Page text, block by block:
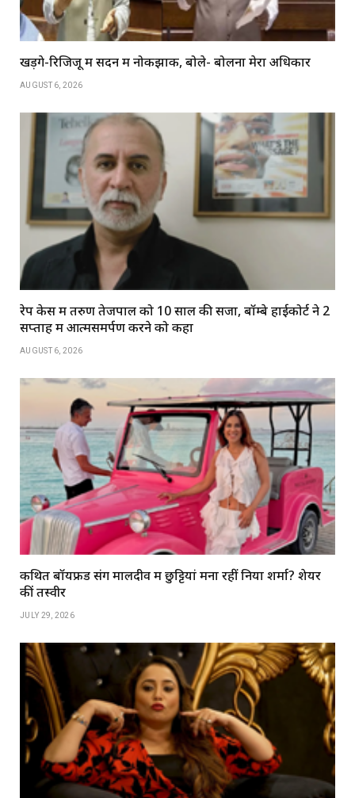
खड़गे-रिजिजू में सदन में नोकझोंक, बोले- बोलना मेरा अधिकार
AUGUST 6, 2026
रेप केस में तरुण तेजपाल को 10 साल की सजा, बॉम्बे हाईकोर्ट ने 2
सप्ताह में आत्मसमर्पण करने को कहा
AUGUST 6, 2026
कथित बॉयफ्रेंड संग मालदीव में छुट्टियां मना रहीं निया शर्मा? शेयर
कीं तस्वीरें
JULY 29, 2026